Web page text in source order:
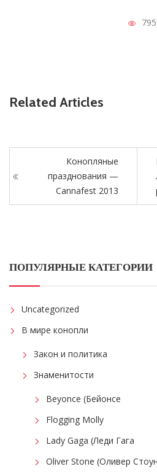
795
Related Articles
Конопляные
празднования —
Cannafest 2013
ПОПУЛЯРНЫЕ КАТЕГОРИИ
Uncategorized
В мире конопли
Закон и политика
Знаменитости
Beyonce (Бейонсе
Flogging Molly
Lady Gaga (Леди Гага
Oliver Stone (Оливер Стоун